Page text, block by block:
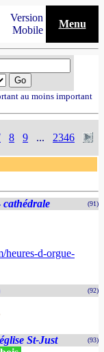
Version
Mobile
Menu
au moins important
8 9 ... 2346
cathédrale (91)
heures-d-orgue-
(92)
église St-Just (93)